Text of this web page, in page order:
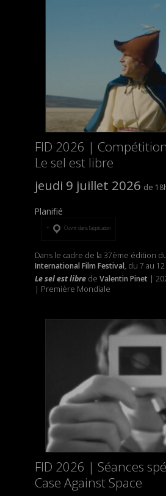
FID 2026 |
Le sel est libre
jeudi 9 juillet 2026
Planifié
Ouvrir dans l’application
Dans le cadre de la 37ème édition
International Film Festival, du 7 au
Le sel est librede Valentin Pinet|
| Première Mondiale
FID 2026 | Séances
Case Against Space